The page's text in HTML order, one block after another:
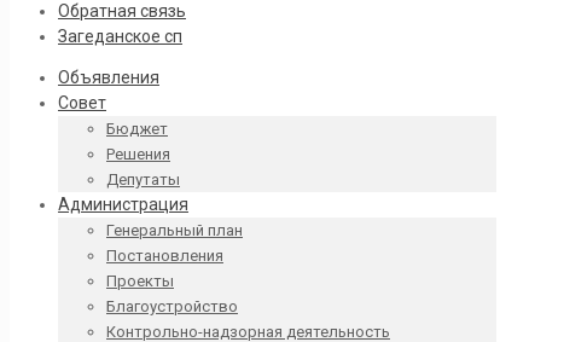
Обратная связь
Загеданское сп
Объявления
Совет
Бюджет
Решения
Депутаты
Администрация
Генеральный план
Постановления
Проекты
Благоустройство
Контрольно-надзорная деятельность